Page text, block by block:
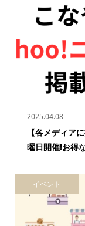
2025.04.08
【各メディア
曜日開催!お得
イベント